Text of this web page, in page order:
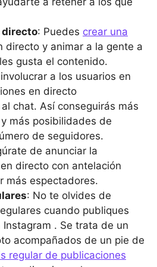
directo: Puedes crear una
directo y animar a la gente a
gusta el contenido.
a los usuarios en
en directo
chat. Así conseguirás más
más posibilidades de
de seguidores.
de anunciar la
directo con antelación
más espectadores.
: No te olvides de
cuando publiques
. Se trata de un
acompañados de un pie de
regular de publicaciones